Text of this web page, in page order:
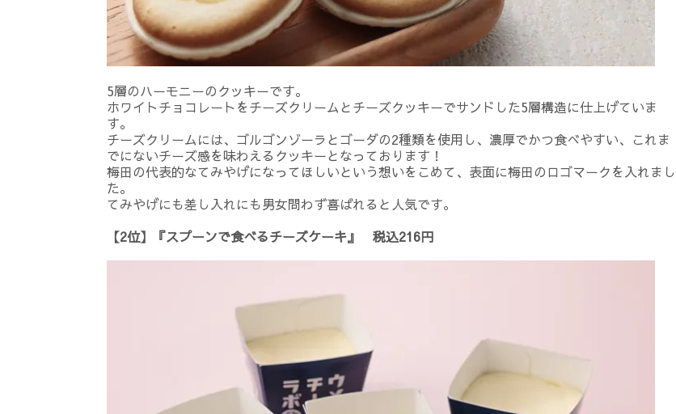
5層のハーモニーのクッキーです。
ホワイトチョコレートをチーズクリームとチーズクッキーでサンドした5層構造に仕上げていま
す。
チーズクリームには、ゴルゴンゾーラとゴーダの2種類を使用し、濃厚でかつ食べやすい、これま
でにないチーズ感を味わえるクッキーとなっております！
梅田の代表的なてみやげになってほしいという想いをこめて、表面に梅田のロゴマークを入れまし
た。
てみやげにも差し入れにも男女問わず喜ばれると人気です。
【2位】『スプーンで食べるチーズケーキ』 税込216円